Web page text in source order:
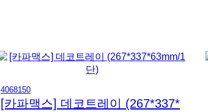
4068150
[카파맥스] 데코트레이 (267*337*